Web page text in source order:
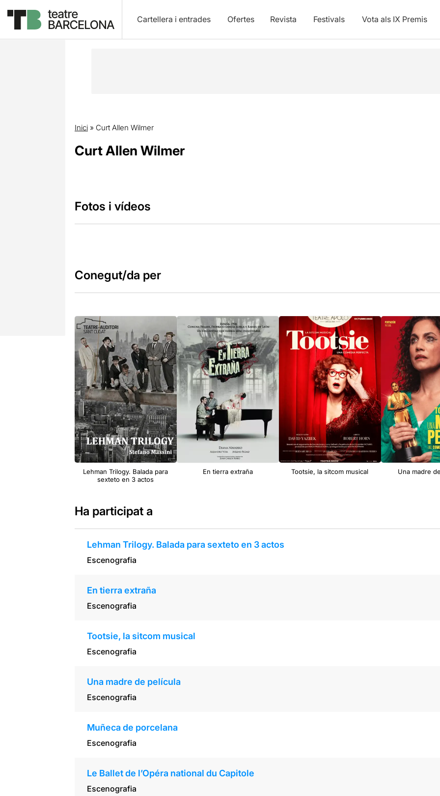
Cartellera i entrades Ofertes Revista Festivals Vota als IX Premis
Inici» Curt Allen Wilmer
Curt Allen Wilmer
Fotos i vídeos
Conegut/da per
Lehman Trilogy. Balada para
sexteto en 3 actos
En tierra extraña Tootsie, la sitcom musical Una madre
Ha participat a
Lehman Trilogy. Balada para sexteto en 3 actos
Escenografia
En tierra extraña
Escenografia
Tootsie, la sitcom musical
Escenografia
Una madre de película
Escenografia
Muñeca de porcelana
Escenografia
Le Ballet de l’Opéra national du Capitole
Escenografia